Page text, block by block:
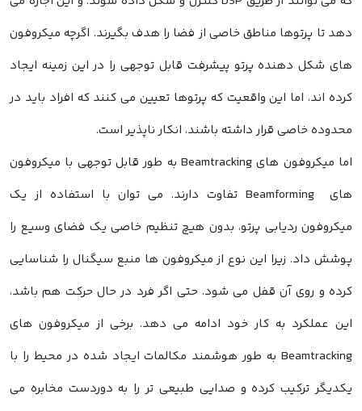
دهد تا پرتوها مناطق خاصی از فضا را هدف بگیرند. اگرچه میکروفون
های شکل دهنده پرتو پیشرفت قابل توجهی را در این زمینه ایجاد
کرده اند، اما این واقعیت که پرتوها تعیین می کنند که افراد باید در
محدوده خاصی قرار داشته باشند، انکار ناپذیر است.
اما میکروفون های Beamtracking به طور قابل توجهی با میکروفون
های Beamforming تفاوت دارند. می توان با استفاده از یک
میکروفون ردیابی پرتو، بدون هیچ تنظیم خاصی یک فضای وسیع را
پوشش داد. زیرا این نوع از میکروفون ها منبع سیگنال را شناسایی
کرده و روی آن قفل می شود. حتی اگر فرد در حال حرکت هم باشد،
این عملکرد به کار خود ادامه می دهد. برخی از میکروفون های
Beamtracking به طور هوشمند مکالمات ایجاد شده در محیط را با
یکدیگر ترکیب کرده و صدایی طبیعی تر را به دوردست مخابره می